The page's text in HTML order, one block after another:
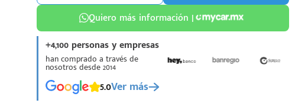
Quiero más información |
+4,100 personas y empresas
han comprado a través de
nosotros desde 2014
5.0Ver más